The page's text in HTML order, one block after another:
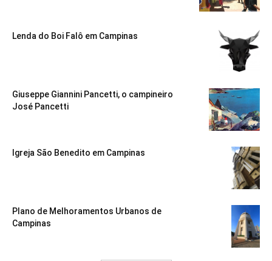
Lenda do Boi Falô em Campinas
Giuseppe Giannini Pancetti, o campineiro
José Pancetti
Igreja São Benedito em Campinas
Plano de Melhoramentos Urbanos de
Campinas